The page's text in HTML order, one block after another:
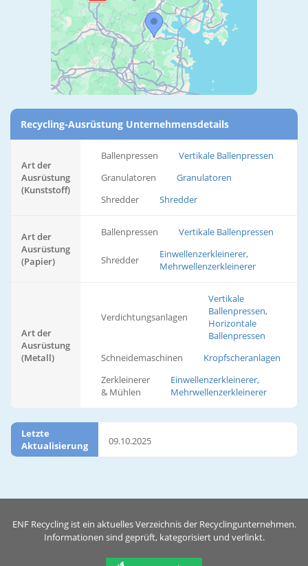
Recycling-Ausrüstung Unternehmensdetails
Art der
Ausrüstung
(Kunststoff)
Ballenpressen
Vertikale Ballenpressen
Granulatoren
Granulatoren
Shredder
Shredder
Art der
Ausrüstung
(Papier)
Ballenpressen Vertikale Ballenpressen
Shredder
Einwellenzerkleinerer,
Mehrwellenzerkleinerer
Art der
Ausrüstung
(Metall)
Verdichtungsanlagen
Vertikale
Ballenpressen,
Horizontale
Ballenpressen
Schneidemaschinen
Kropfscheranlagen
Zerkleinerer
& Mühlen
Einwellenzerkleinerer,
Mehrwellenzerkleinerer
Letzte
Aktualisierung
09.10.2025
ENF Recycling ist ein aktuelles Verzeichnis der Recyclingunternehmen.
Informationen sind geprüft, kategorisiert und verlinkt.